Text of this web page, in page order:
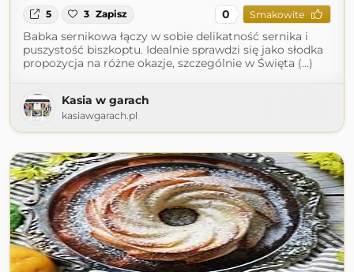
5 3 Zapisz 0 Smakowite
Babka sernikowa łączy w sobie delikatność sernika i
puszystość biszkoptu. Idealnie sprawdzi się jako słodka
propozycja na różne okazje, szczególnie w Święta (...)
Kasia w garach
kasiawgarach.pl